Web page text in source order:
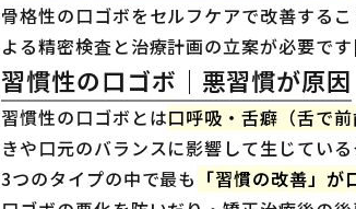
骨格性の口ゴボをセルフケアで改善する
よる精密検査と治療計画の立案が必要です
習慣性の口ゴボ｜悪習慣が原因
習慣性の口ゴボとは口呼吸・舌癖（舌で
きや口元のバランスに影響して生じている
3つのタイプの中で最も 「習慣の改善」